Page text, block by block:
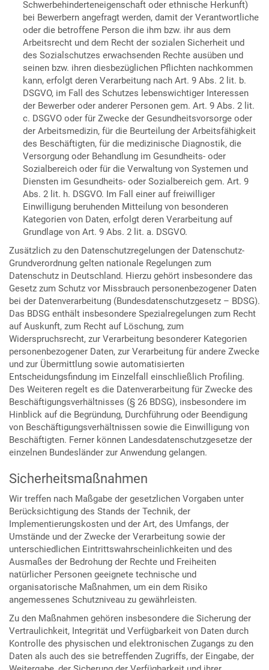
Schwerbehinderteneigenschaft oder ethnische Herkunft)
bei Bewerbern angefragt werden, damit der Verantwortliche
oder die betroffene Person die ihm bzw. ihr aus dem
Arbeitsrecht und dem Recht der sozialen Sicherheit und
des Sozialschutzes erwachsenden Rechte ausüben und
seinen bzw. ihren diesbezüglichen Pflichten nachkommen
kann, erfolgt deren Verarbeitung nach Art. 9 Abs. 2 lit. b.
DSGVO, im Fall des Schutzes lebenswichtiger Interessen
der Bewerber oder anderer Personen gem. Art. 9 Abs. 2 lit.
c. DSGVO oder für Zwecke der Gesundheitsvorsorge oder
der Arbeitsmedizin, für die Beurteilung der Arbeitsfähigkeit
des Beschäftigten, für die medizinische Diagnostik, die
Versorgung oder Behandlung im Gesundheits- oder
Sozialbereich oder für die Verwaltung von Systemen und
Diensten im Gesundheits- oder Sozialbereich gem. Art. 9
Abs. 2 lit. h. DSGVO. Im Fall einer auf freiwilliger
Einwilligung beruhenden Mitteilung von besonderen
Kategorien von Daten, erfolgt deren Verarbeitung auf
Grundlage von Art. 9 Abs. 2 lit. a. DSGVO.
Zusätzlich zu den Datenschutzregelungen der Datenschutz-
Grundverordnung gelten nationale Regelungen zum
Datenschutz in Deutschland. Hierzu gehört insbesondere das
Gesetz zum Schutz vor Missbrauch personenbezogener Daten
bei der Datenverarbeitung (Bundesdatenschutzgesetz – BDSG).
Das BDSG enthält insbesondere Spezialregelungen zum Recht
auf Auskunft, zum Recht auf Löschung, zum
Widerspruchsrecht, zur Verarbeitung besonderer Kategorien
personenbezogener Daten, zur Verarbeitung für andere Zwecke
und zur Übermittlung sowie automatisierten
Entscheidungsfindung im Einzelfall einschließlich Profiling.
Des Weiteren regelt es die Datenverarbeitung für Zwecke des
Beschäftigungsverhältnisses (§ 26 BDSG), insbesondere im
Hinblick auf die Begründung, Durchführung oder Beendigung
von Beschäftigungsverhältnissen sowie die Einwilligung von
Beschäftigten. Ferner können Landesdatenschutzgesetze der
einzelnen Bundesländer zur Anwendung gelangen.
Sicherheitsmaßnahmen
Wir treffen nach Maßgabe der gesetzlichen Vorgaben unter
Berücksichtigung des Stands der Technik, der
Implementierungskosten und der Art, des Umfangs, der
Umstände und der Zwecke der Verarbeitung sowie der
unterschiedlichen Eintrittswahrscheinlichkeiten und des
Ausmaßes der Bedrohung der Rechte und Freiheiten
natürlicher Personen geeignete technische und
organisatorische Maßnahmen, um ein dem Risiko
angemessenes Schutzniveau zu gewährleisten.
Zu den Maßnahmen gehören insbesondere die Sicherung der
Vertraulichkeit, Integrität und Verfügbarkeit von Daten durch
Kontrolle des physischen und elektronischen Zugangs zu den
Daten als auch des sie betreffenden Zugriffs, der Eingabe, der